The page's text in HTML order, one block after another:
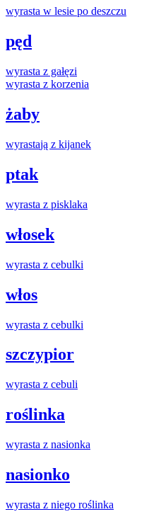
wyrasta w lesie po deszczu
pęd
wyrasta z gałęzi
wyrasta z korzenia
żaby
wyrastają z kijanek
ptak
wyrasta z pisklaka
włosek
wyrasta z cebulki
włos
wyrasta z cebulki
szczypior
wyrasta z cebuli
roślinka
wyrasta z nasionka
nasionko
wyrasta z niego roślinka